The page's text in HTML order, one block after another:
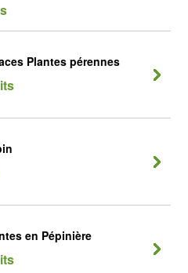
Plantes pérennes
en Pépinière